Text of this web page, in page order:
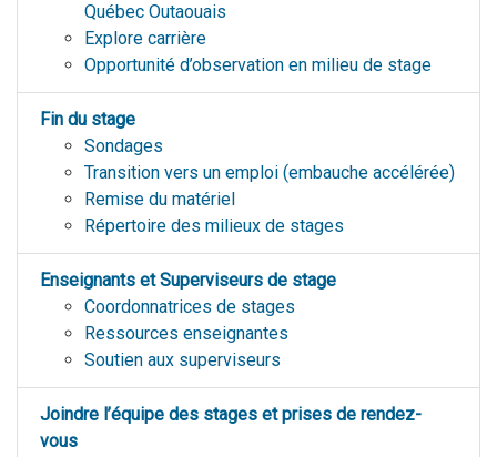
Québec Outaouais
Explore carrière
Opportunité d’observation en milieu de stage
Fin du stage
Sondages
Transition vers un emploi (embauche accélérée)
Remise du matériel
Répertoire des milieux de stages
Enseignants et Superviseurs de stage
Coordonnatrices de stages
Ressources enseignantes
Soutien aux superviseurs
Joindre l’équipe des stages et prises de rendez-
vous